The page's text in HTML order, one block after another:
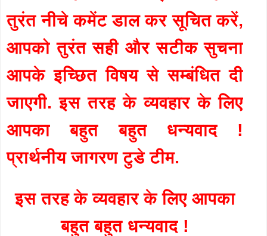
तुरंत नीचे कमेंट डाल कर सूचित करें,
आपको तुरंत सही और सटीक सुचना
आपके इच्छित विषय से सम्बंधित दी
जाएगी. इस तरह के व्यवहार के लिए
आपका बहुत बहुत धन्यवाद !
प्रार्थनीय जागरण टुडे टीम.
इस तरह के व्यवहार के लिए आपका
बहुत बहुत धन्यवाद !